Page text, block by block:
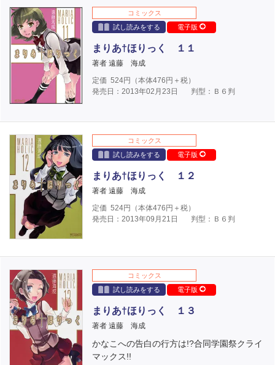
コミックス
試し読みをする
電子版
まりあ†ほりっく １１
著者 遠藤 海成
定価 524円（本体476 円＋税）
発売日：2013年02月23日
判型：Ｂ６判
コミックス
試し読みをする
電子版
まりあ†ほりっく １２
著者 遠藤 海成
定価 524円（本体476 円＋税）
発売日：2013年09月21日
判型：Ｂ６判
コミックス
試し読みをする
電子版
まりあ†ほりっく １３
著者 遠藤 海成
かなこへの告白の行方は!?合同学園祭クライ
マックス!!